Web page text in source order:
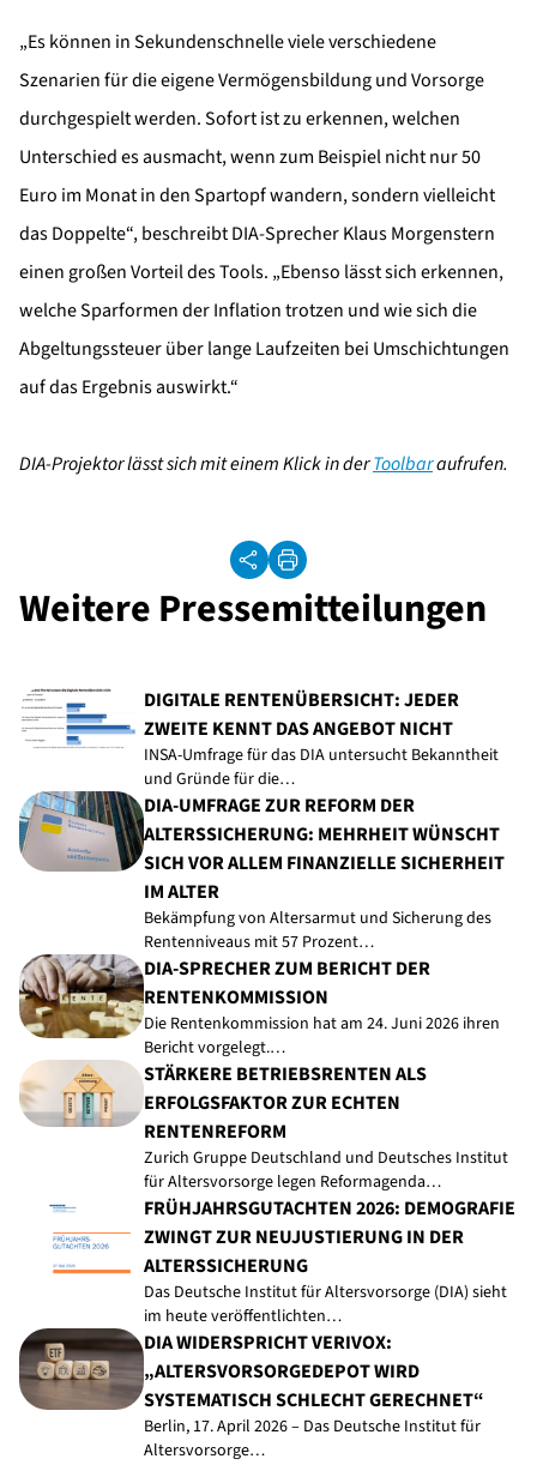
„Es können in Sekundenschnelle viele verschiedene
Szenarien für die eigene Vermögensbildung und Vorsorge
durchgespielt werden. Sofort ist zu erkennen, welchen
Unterschied es ausmacht, wenn zum Beispiel nicht nur 50
Euro im Monat in den Spartopf wandern, sondern vielleicht
das Doppelte“, beschreibt DIA-Sprecher Klaus Morgenstern
einen großen Vorteil des Tools. „Ebenso lässt sich erkennen,
welche Sparformen der Inflation trotzen und wie sich die
Abgeltungssteuer über lange Laufzeiten bei Umschichtungen
auf das Ergebnis auswirkt.“
DIA-Projektor lässt sich mit einem Klick in derToolbaraufrufen.
Weitere Pressemitteilungen
DIGITALE RENTENÜBERSICHT: JEDER
ZWEITE KENNT DAS ANGEBOT NICHT
INSA-Umfrage für das DIA untersucht Bekanntheit
und Gründe für die…
DIA-UMFRAGE ZUR REFORM DER
ALTERSSICHERUNG: MEHRHEIT WÜNSCHT
SICH VOR ALLEM FINANZIELLE SICHERHEIT
IM ALTER
Bekämpfung von Altersarmut und Sicherung des
Rentenniveaus mit 57 Prozent…
DIA-SPRECHER ZUM BERICHT DER
RENTENKOMMISSION
Die Rentenkommission hat am 24. Juni 2026 ihren
Bericht vorgelegt.…
STÄRKERE BETRIEBSRENTEN ALS
ERFOLGSFAKTOR ZUR ECHTEN
RENTENREFORM
Zurich Gruppe Deutschland und Deutsches Institut
für Altersvorsorge legen Reformagenda…
FRÜHJAHRSGUTACHTEN 2026: DEMOGRAFIE
ZWINGT ZUR NEUJUSTIERUNG IN DER
ALTERSSICHERUNG
Das Deutsche Institut für Altersvorsorge (DIA) sieht
im heute veröffentlichten…
DIA WIDERSPRICHT VERIVOX:
„ALTERSVORSORGEDEPOT WIRD
SYSTEMATISCH SCHLECHT GERECHNET“
Berlin, 17. April 2026 – Das Deutsche Institut für
Altersvorsorge…